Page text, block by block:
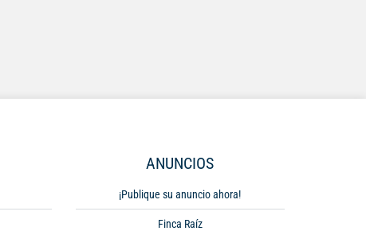
ANUNCIOS
¡Publique su anuncio ahora!
Finca Raíz